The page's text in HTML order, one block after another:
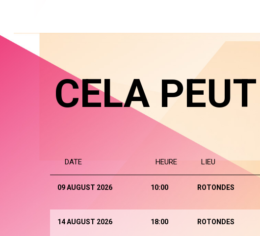
CELA
DATE HEURE LIEU
09 AUGUST 2026 10:00 ROTONDES
14 AUGUST 2026 18:00 ROTONDES